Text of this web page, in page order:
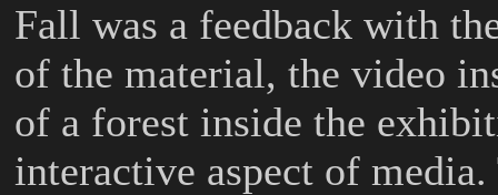
Fall was a feedback with
of the material, the video
of a forest inside the
interactive aspect of